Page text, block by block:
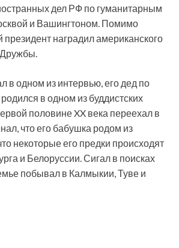
дел РФ по гуманитарным
и Вашингтоном. Помимо
президент наградил американского
в одном из интервью, его дед по
в одном из буддистских
половине XX века переехал в
что его бабушка родом из
некоторые его предки происходят
и Белоруссии. Сигал в поисках
побывал в Калмыкии, Туве и